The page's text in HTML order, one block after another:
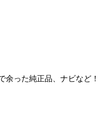
余った純正品、ナビなど！